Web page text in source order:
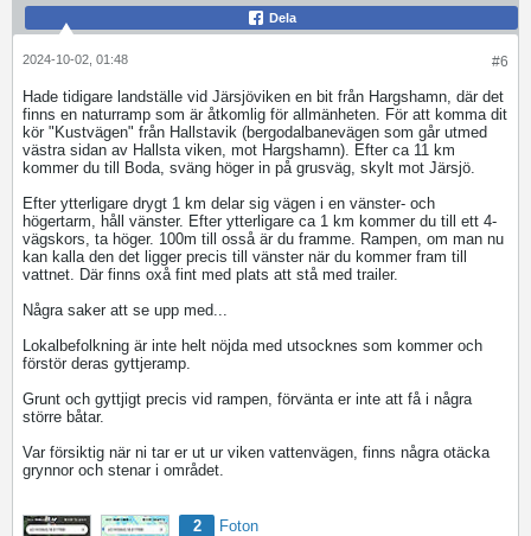
Dela
#6
2024-10-02, 01:48
Hade tidigare landställe vid Järsjöviken en bit från Hargshamn, där det
finns en naturramp som är åtkomlig för allmänheten. För att komma dit
kör "Kustvägen" från Hallstavik (bergodalbanevägen som går utmed
västra sidan av Hallsta viken, mot Hargshamn). Efter ca 11 km
kommer du till Boda, sväng höger in på grusväg, skylt mot Järsjö.
Efter ytterligare drygt 1 km delar sig vägen i en vänster- och
högertarm, håll vänster. Efter ytterligare ca 1 km kommer du till ett 4-
vägskors, ta höger. 100m till osså är du framme. Rampen, om man nu
kan kalla den det ligger precis till vänster när du kommer fram till
vattnet. Där finns oxå fint med plats att stå med trailer.
Några saker att se upp med...
Lokalbefolkning är inte helt nöjda med utsocknes som kommer och
förstör deras gyttjeramp.
Grunt och gyttjigt precis vid rampen, förvänta er inte att få i några
större båtar.
Var försiktig när ni tar er ut ur viken vattenvägen, finns några otäcka
grynnor och stenar i området.
2 Foton